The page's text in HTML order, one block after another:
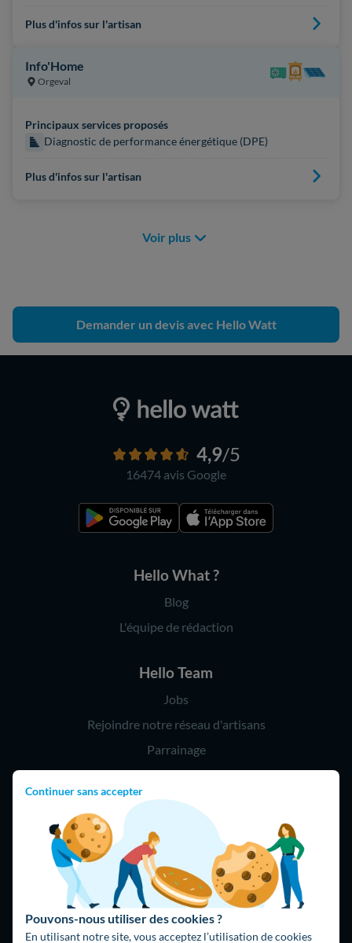
Continuer sans accepter
Pouvons-nous utiliser des cookies ?
En utilisant notre site, vous acceptez l’utilisation de cookies
Plus d'infos sur l'artisan
Info'Home
Orgeval
Principaux services proposés
Diagnostic de performance énergétique (DPE)
Plus d'infos sur l'artisan
Voir plus
Demander un devis avec Hello Watt
4,9/5
16474 avis Google
Hello What ?
Blog
L'équipe de rédaction
Hello Team
Jobs
Rejoindre notre réseau d'artisans
Parrainage
Hello !
09 75 18 60 60
(8h-21h)
75018 Paris